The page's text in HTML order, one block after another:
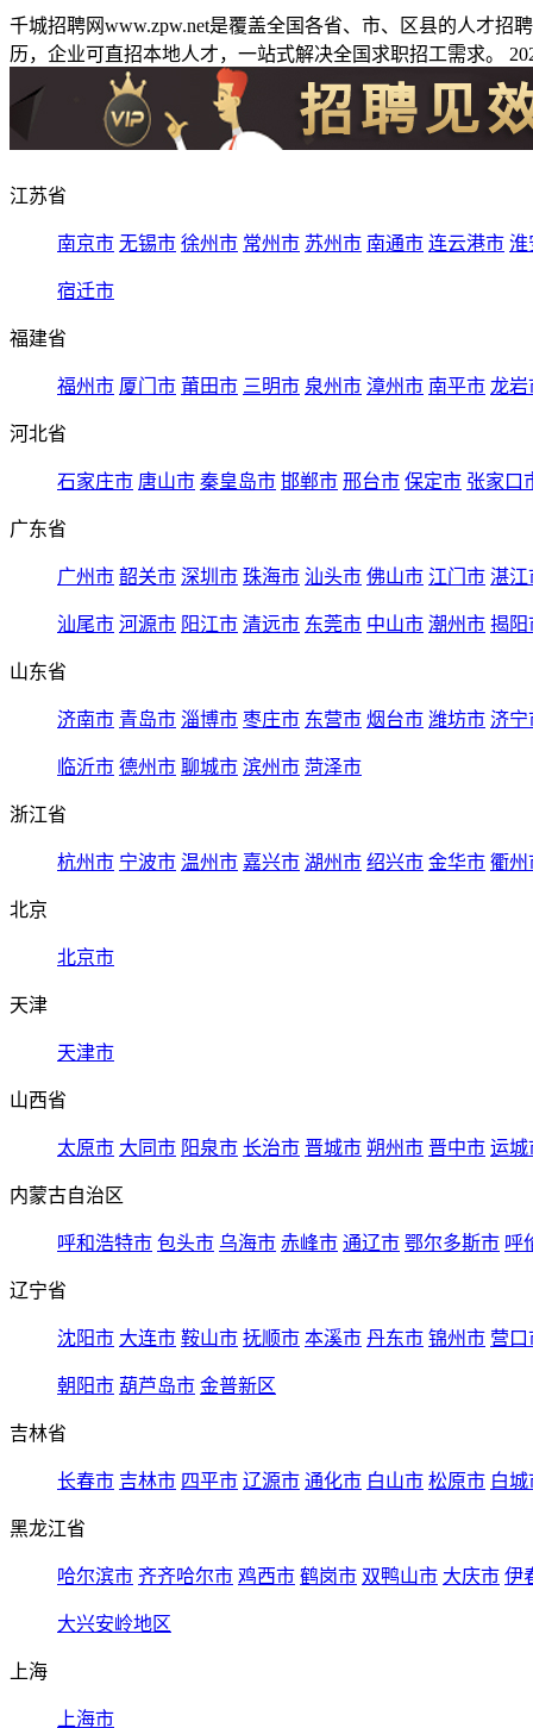
千城招聘网www.zpw.net是覆盖全国各省、市、区县的人才
历，企业可直招本地人才，一站式解决全国求职招工需求。
江苏省
南京市 无锡市 徐州市 常州市 苏州市 南通市 连云港市 淮
宿迁市
福建省
福州市 厦门市 莆田市 三明市 泉州市 漳州市 南平市 龙岩
河北省
石家庄市 唐山市 秦皇岛市 邯郸市 邢台市 保定市 张家口
广东省
广州市 韶关市 深圳市 珠海市 汕头市 佛山市 江门市 湛江
汕尾市 河源市 阳江市 清远市 东莞市 中山市 潮州市 揭阳
山东省
济南市 青岛市 淄博市 枣庄市 东营市 烟台市 潍坊市 济宁
临沂市 德州市 聊城市 滨州市 菏泽市
浙江省
杭州市 宁波市 温州市 嘉兴市 湖州市 绍兴市 金华市 衢州
北京
北京市
天津
天津市
山西省
太原市 大同市 阳泉市 长治市 晋城市 朔州市 晋中市 运城
内蒙古自治区
呼和浩特市 包头市 乌海市 赤峰市 通辽市 鄂尔多斯市 呼
辽宁省
沈阳市 大连市 鞍山市 抚顺市 本溪市 丹东市 锦州市 营口
朝阳市 葫芦岛市 金普新区
吉林省
长春市 吉林市 四平市 辽源市 通化市 白山市 松原市 白城
黑龙江省
哈尔滨市 齐齐哈尔市 鸡西市 鹤岗市 双鸭山市 大庆市 伊
大兴安岭地区
上海
上海市